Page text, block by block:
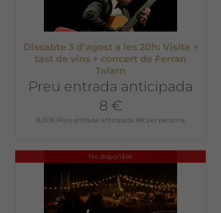
Dissabte 3 d’agost a les 20h: Visita +
tast de vins + concert de Ferran
Talarn
Preu entrada anticipada
8 €
8,00€ Preu entrada anticipada 8€ per persona
No disponible